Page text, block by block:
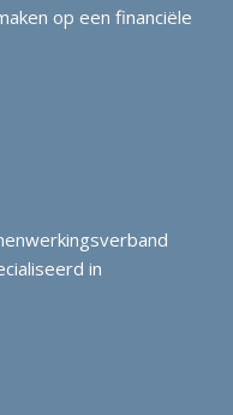
op een financiële
in